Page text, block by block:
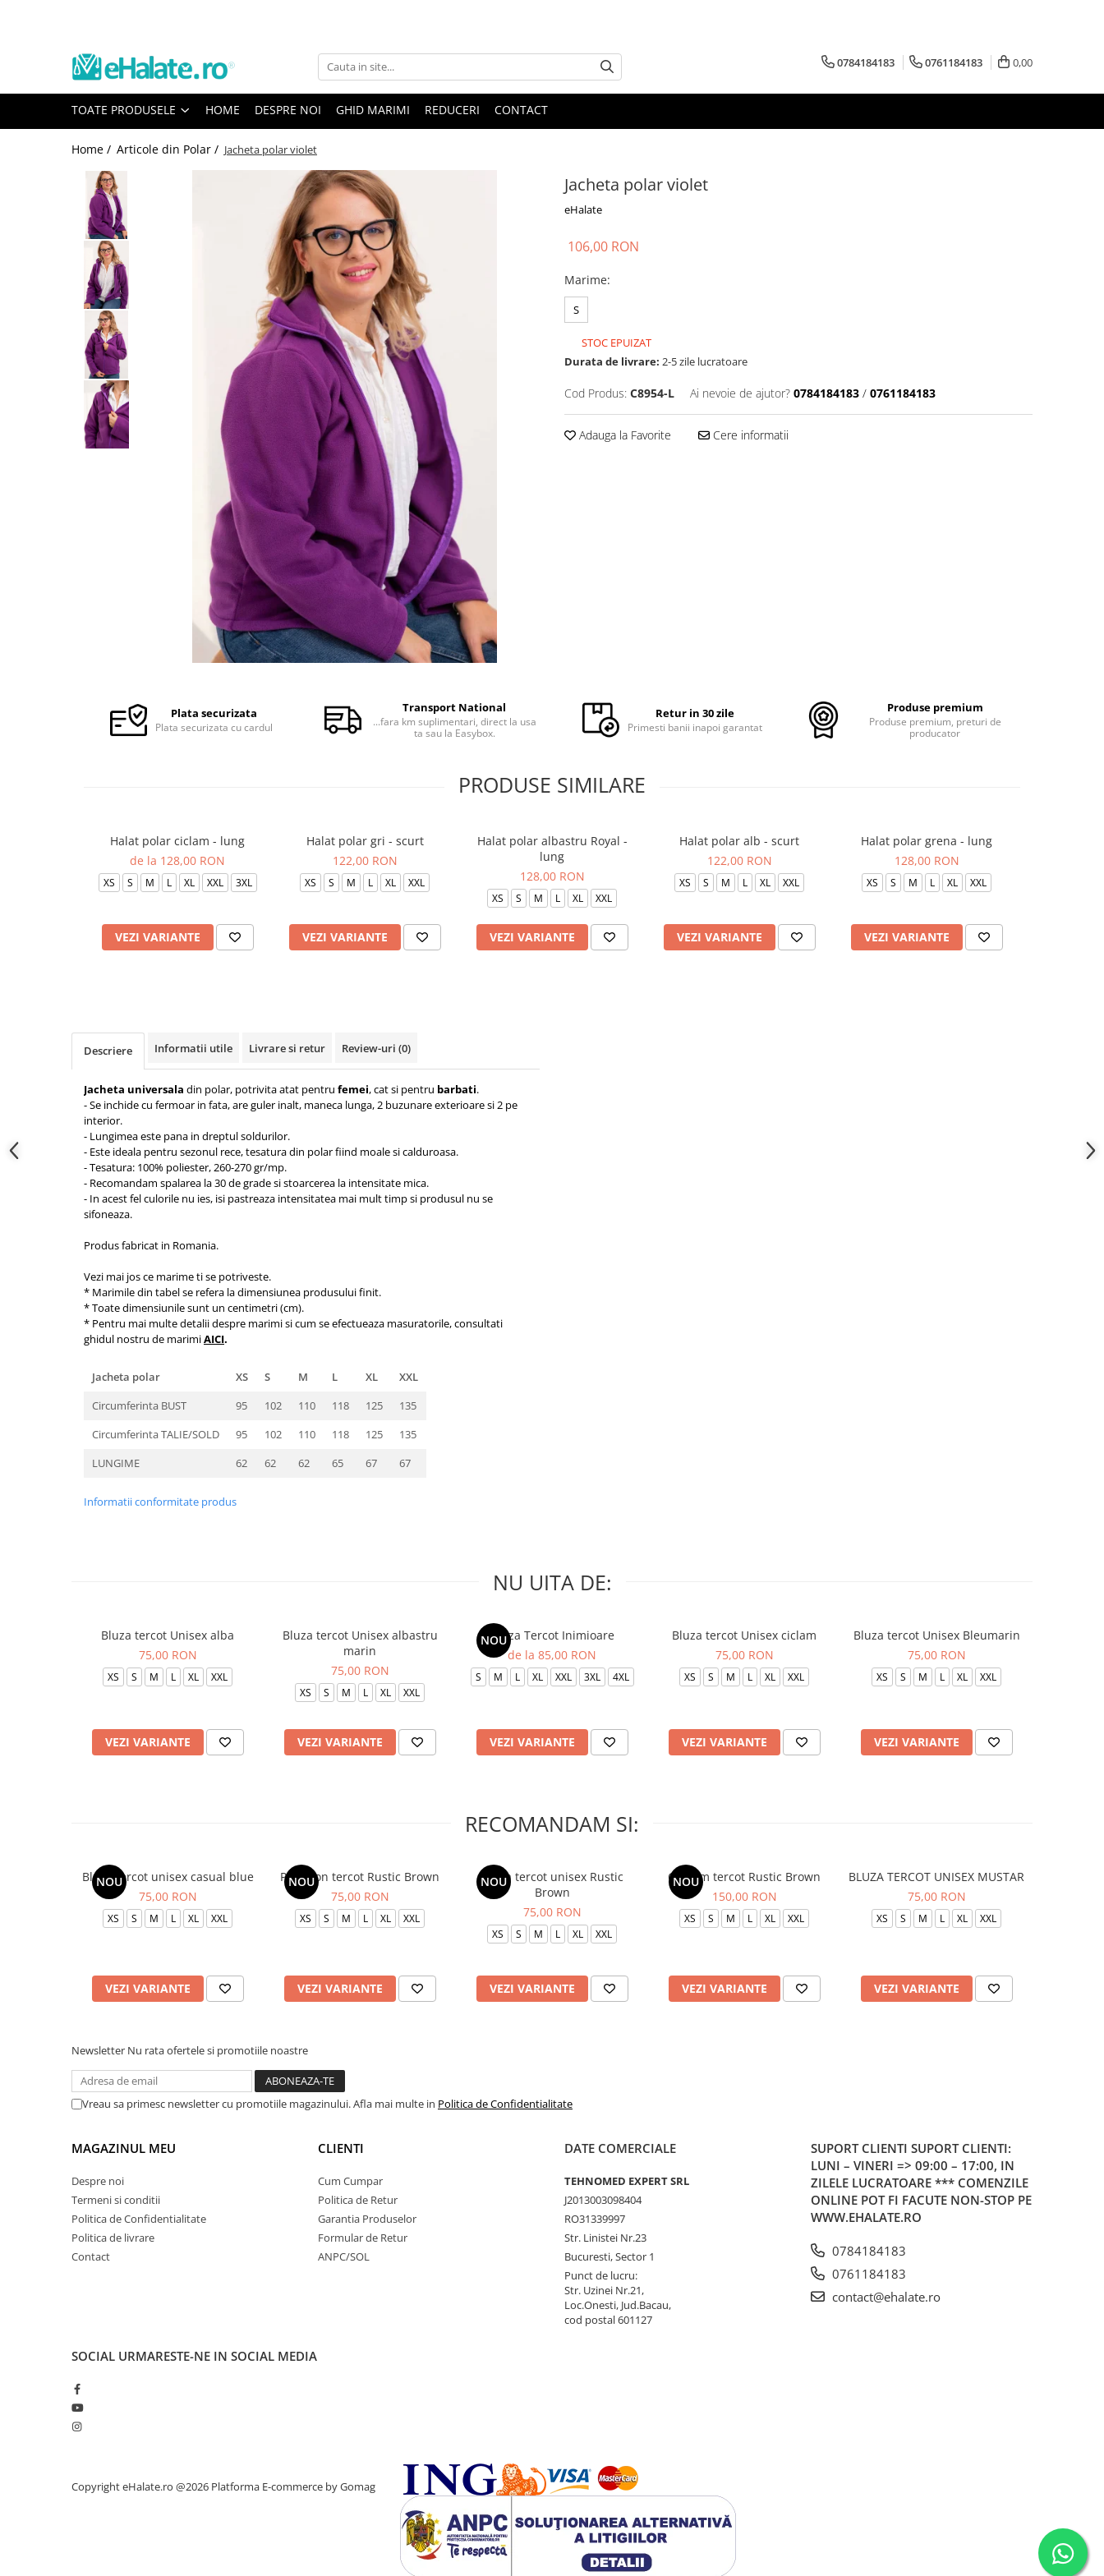
Toate Produsele
Bluze Unisex
Bluze Medicale
Bluze unisex cu imprimeuri
Bluze medicale uni
Halate medicale
Halate Bianca
Halate medicale femei
Halate medicale barbati
Halate medicale P2 cu fluturas
Halate medicale cu nasturi
0784184183 0761184183 0,00
TOATE PRODUSELE HOME DESPRE NOI GHID MARIMI REDUCERI CONTACT
Home / Articole din Polar / Jacheta polar violet
Jacheta polar violet
eHalate
Facebook
106,00 RON
Marime:
S
STOC EPUIZAT
Durata de livrare: 2-5 zile lucratoare
Cod Produs: C8954-L Ai nevoie de ajutor? 0784184183 / 0761184183
Adauga la Favorite Cere informatii
Plata securizata
Plata securizata cu cardul
Transport National
...fara km suplimentari, direct la usa
ta sau la Easybox.
Retur in 30 zile
Primesti banii inapoi garantat
Produse premium
Produse premium, preturi de
producator
PRODUSE SIMILARE
Halat polar ciclam - lung
de la 128,00 RON
XS S M L XL XXL 3XL
VEZI VARIANTE
Halat polar gri - scurt
122,00 RON
XS S M L XL XXL
VEZI VARIANTE
Halat polar albastru Royal -
lung
128,00 RON
XS S M L XL XXL
VEZI VARIANTE
Halat polar alb - scurt
122,00 RON
XS S M L XL XXL
VEZI VARIANTE
Halat polar grena - lung
128,00 RON
XS S M L XL XXL
VEZI VARIANTE
Descriere Informatii utile Livrare si retur Review-uri (0)
Jacheta universala din polar, potrivita atat pentru femei, cat si pentru barbati.
- Se inchide cu fermoar in fata, are guler inalt, maneca lunga, 2 buzunare exterioare si 2 pe
interior.
- Lungimea este pana in dreptul soldurilor.
- Este ideala pentru sezonul rece, tesatura din polar fiind moale si calduroasa.
- Tesatura: 100% poliester, 260-270 gr/mp.
- Recomandam spalarea la 30 de grade si stoarcerea la intensitate mica.
- In acest fel culorile nu ies, isi pastreaza intensitatea mai mult timp si produsul nu se
sifoneaza.
Produs fabricat in Romania.
Vezi mai jos ce marime ti se potriveste.
* Marimile din tabel se refera la dimensiunea produsului finit.
* Toate dimensiunile sunt un centimetri (cm).
* Pentru mai multe detalii despre marimi si cum se efectueaza masuratorile, consultati
ghidul nostru de marimiAICI.
Jacheta polar XS S M L XL
XXL
Circumferinta BUST
95 102 110 118 125
135
Circumferinta TALIE/SOLD
95 102 110 118 125
135
LUNGIME
62 62 62 65 67 67
Informatii conformitate produs
NU UITA DE:
Bluza tercot Unisex alba
75,00 RON
XS S M L XL XXL
VEZI VARIANTE
Bluza tercot Unisex albastru
marin
75,00 RON
XS S M L XL XXL
VEZI VARIANTE
NOU
Bluza Tercot Inimioare
de la 85,00 RON
S M L XL XXL 3XL 4XL
VEZI VARIANTE
Bluza tercot Unisex ciclam
75,00 RON
XS S M L XL XXL
VEZI VARIANTE
Bluza tercot Unisex Bleumarin
75,00 RON
XS S M L XL XXL
VEZI VARIANTE
RECOMANDAM SI:
NOU
Bluza tercot unisex casual blue
75,00 RON
XS S M L XL XXL
VEZI VARIANTE
NOU
Pantalon tercot Rustic Brown
75,00 RON
XS S M L XL XXL
VEZI VARIANTE
NOU
Bluza tercot unisex Rustic
Brown
75,00 RON
XS S M L XL XXL
VEZI VARIANTE
NOU
Costum tercot Rustic Brown
150,00 RON
XS S M L XL XXL
VEZI VARIANTE
BLUZA TERCOT UNISEX MUSTAR
75,00 RON
XS S M L XL XXL
VEZI VARIANTE
Newsletter Nu rata ofertele si promotiile noastre
Vreau sa primesc newsletter cu promotiile magazinului. Afla mai multe in Politica de Confidentialitate
MAGAZINUL MEU
Despre noi
Termeni si conditii
Politica de Confidentialitate
Politica de livrare
Contact
CLIENTI
Cum Cumpar
Politica de Retur
Garantia Produselor
Formular de Retur
ANPC/SOL
DATE COMERCIALE
TEHNOMED EXPERT SRL
J2013003098404
RO31339997
Str. Linistei Nr.23
Bucuresti, Sector 1
Punct de lucru:
Str. Uzinei Nr.21,
Loc.Onesti, Jud.Bacau,
cod postal 601127
SUPORT CLIENTI SUPORT CLIENTI:
LUNI – VINERI => 09:00 – 17:00, IN
ZILELE LUCRATOARE *** COMENZILE
ONLINE POT FI FACUTE NON-STOP PE
WWW.EHALATE.RO
0784184183
0761184183
contact@ehalate.ro
SOCIAL URMARESTE-NE IN SOCIAL MEDIA
Copyright eHalate.ro @2026 Platforma E-commerce by Gomag